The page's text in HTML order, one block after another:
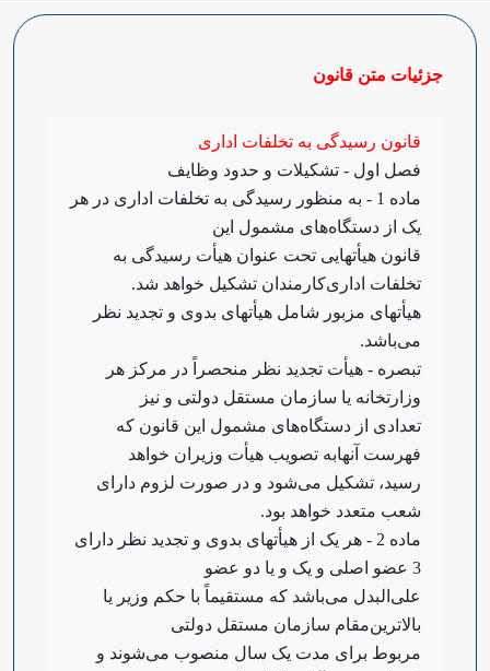
Openجزئیات متن قانون
‌قانون رسیدگی به تخلفات اداری
‌فصل اول - تشکیلات و حدود وظایف
‌ماده 1 - به منظور رسیدگی به تخلفات اداری در هر
یک از دستگاه‌های مشمول این
قانون هیأتهایی تحت عنوان هیأت رسیدگی به
تخلفات اداری‌کارمندان تشکیل خواهد شد.
هیأتهای مزبور شامل هیأتهای بدوی و تجدید نظر
می‌باشد.
‌تبصره - هیأت تجدید نظر منحصراً در مرکز هر
وزارتخانه یا سازمان مستقل دولتی و نیز
تعدادی از دستگاه‌های مشمول این قانون که
فهرست آنها‌به تصویب هیأت وزیران خواهد
رسید، تشکیل می‌شود و در صورت لزوم دارای
شعب متعدد خواهد بود.
‌ماده 2 - هر یک از هیأتهای بدوی و تجدید نظر دارای
3 عضو اصلی و یک و یا دو عضو
علی‌البدل می‌باشد که مستقیماً با حکم وزیر یا
بالاترین‌مقام سازمان مستقل دولتی
مربوط برای مدت یک سال منصوب می‌شوند و